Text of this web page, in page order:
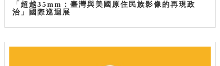
「超越35mm：臺灣與美國原住民族影像的再現政
治」國際巡迴展